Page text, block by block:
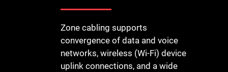
Zone cabling supports
convergence of data and voice
networks, wireless (Wi-Fi) device
uplink connections, and a wide